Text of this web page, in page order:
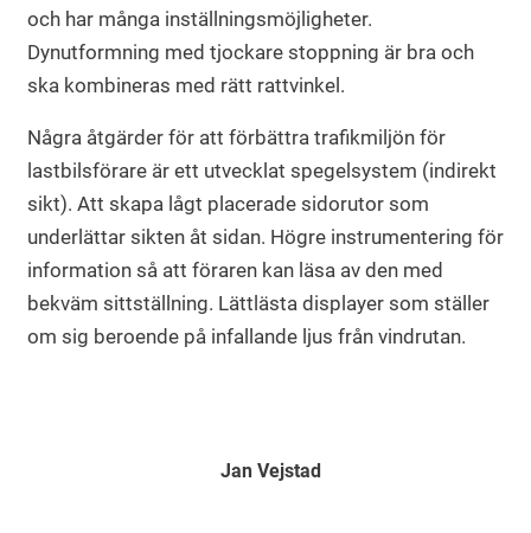
och har många inställningsmöjligheter.
Dynutformning med tjockare stoppning är bra och
ska kombineras med rätt rattvinkel.
Några åtgärder för att förbättra trafikmiljön för
lastbilsförare är ett utvecklat spegelsystem (indirekt
sikt). Att skapa lågt placerade sidorutor som
underlättar sikten åt sidan. Högre instrumentering för
information så att föraren kan läsa av den med
bekväm sittställning. Lättlästa displayer som ställer
om sig beroende på infallande ljus från vindrutan.
Jan Vejstad